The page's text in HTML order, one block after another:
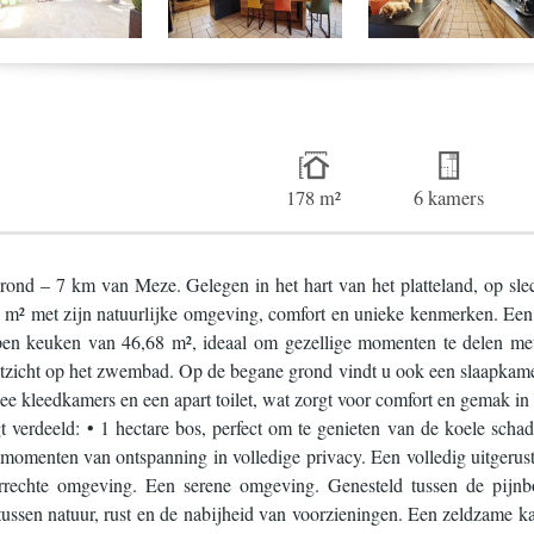
178 m² 6 kamers
– 7 km van Meze. Gelegen in het hart van het platteland, op
met zijn natuurlijke omgeving, comfort en unieke kenmerken.
keuken van 46,68 m², ideaal om gezellige momenten te delen
op het zwembad. Op de begane grond vindt u ook een
kleedkamers en een apart toilet, wat zorgt voor comfort en
• 1 hectare bos, perfect om te genieten van de koele
van ontspanning in volledige privacy. Een volledig
omgeving. Een serene omgeving. Genesteld tussen de
natuur, rust en de nabijheid van voorzieningen. Een zeldzame